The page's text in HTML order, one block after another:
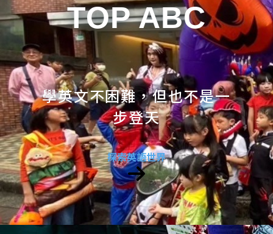
TOP ABC
學英文不困難，但也不是一
步登天
探索英語世界